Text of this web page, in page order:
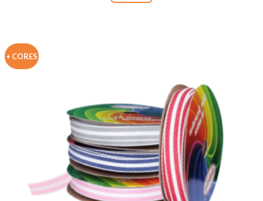
+ CORES